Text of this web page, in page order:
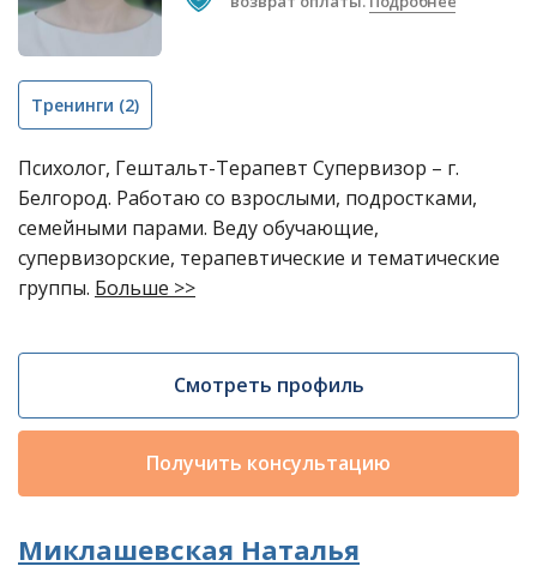
Тренинги (2)
Психолог, Гештальт-Терапевт Супервизор – г.
Белгород. Работаю со взрослыми, подростками,
семейными парами. Веду обучающие,
супервизорские, терапевтические и тематические
группы. Больше >>
Смотреть профиль
Получить консультацию
Миклашевская Наталья